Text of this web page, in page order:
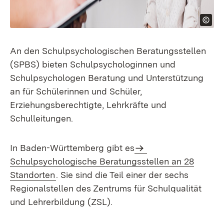
An den Schulpsychologischen Beratungsstellen
(SPBS) bieten Schulpsychologinnen und
Schulpsychologen Beratung und Unterstützung
an für Schülerinnen und Schüler,
Erziehungsberechtigte, Lehrkräfte und
Schulleitungen.
In Baden-Württemberg gibt es
Schulpsychologische Beratungsstellen an 28
Standorten. Sie sind die Teil einer der sechs
Regionalstellen des Zentrums für Schulqualität
und Lehrerbildung (ZSL).